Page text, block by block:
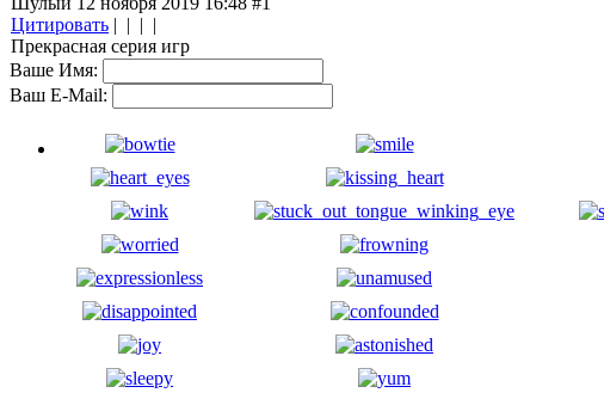
Цитировать | | | |
Прекрасная серия игр
Ваше Имя:
Ваш E-Mail: